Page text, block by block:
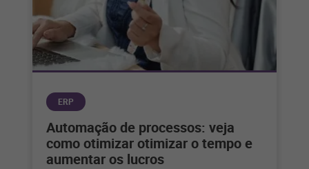
ERP
Automação de processos: veja
como otimizar otimizar o tempo e
aumentar os lucros